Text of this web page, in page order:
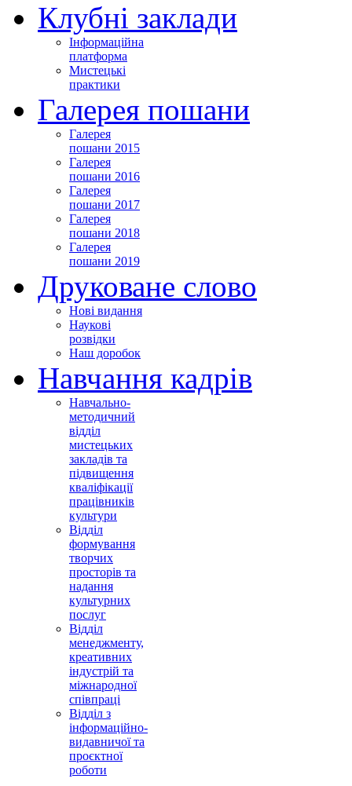
Клубні заклади
Інформаційна
платформа
Мистецькі
практики
Галерея пошани
Галерея
пошани 2015
Галерея
пошани 2016
Галерея
пошани 2017
Галерея
пошани 2018
Галерея
пошани 2019
Друковане слово
Нові видання
Наукові
розвідки
Наш доробок
Навчання кадрів
Навчально-
методичний
відділ
мистецьких
закладів та
підвищення
кваліфікації
працівників
культури
Відділ
формування
творчих
просторів та
надання
культурних
послуг
Відділ
менеджменту,
креативних
індустрій та
міжнародної
співпраці
Відділ з
інформаційно-
видавничої та
проєктної
роботи